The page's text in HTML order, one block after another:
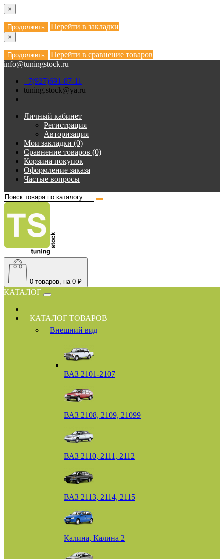
×
Продолжить Перейти в закладки
×
Продолжить
Перейти в сравнение товаров
info@tuningstock.ru
+7(927)691-87-11
tuning.stock@ya.ru
Личный кабинет
Регистрация
Авторизация
Мои закладки (0)
Сравнение товаров (0)
Корзина покупок
Оформление заказа
Частые вопросы
0 товаров, на 0 ₽
КАТАЛОГ
КАТАЛОГ ТОВАРОВ
Внешний вид
ВАЗ 2101-2107
ВАЗ 2108, 2109, 21099
ВАЗ 2110, 2111, 2112
ВАЗ 2113, 2114, 2115
Калина, Калина 2